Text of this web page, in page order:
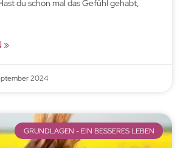
du schon mal das Gefühl gehabt,
»
2024
GRUNDLAGEN - EIN BESSERES LEBEN